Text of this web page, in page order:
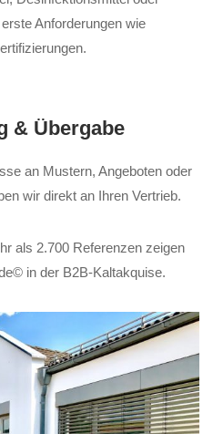
Anforderungen wie
& Übergabe
an Mustern, Angeboten oder
wir direkt an Ihren Vertrieb.
als 2.700 Referenzen zeigen
in der B2B-Kaltakquise.